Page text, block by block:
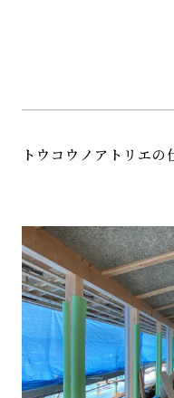
トウコウノアトリエの